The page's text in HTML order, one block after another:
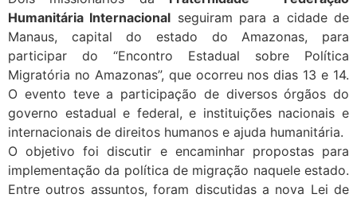
Humanitária Internacional seguiram para a cidade de
Manaus, capital do estado do Amazonas, para
participar do “Encontro Estadual sobre Política
Migratória no Amazonas”, que ocorreu nos dias 13 e 14.
O evento teve a participação de diversos órgãos do
governo estadual e federal, e instituições nacionais e
internacionais de direitos humanos e ajuda humanitária.
O objetivo foi discutir e encaminhar propostas para
implementação da política de migração naquele estado.
Entre outros assuntos, foram discutidas a nova Lei de